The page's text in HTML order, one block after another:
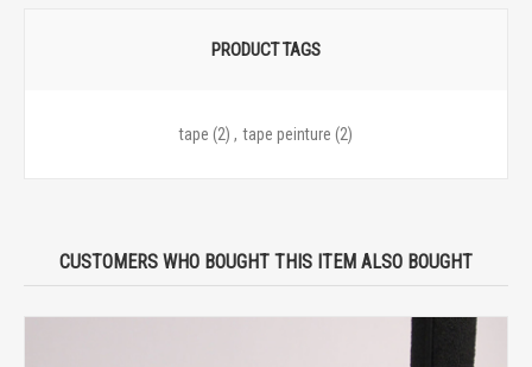
PRODUCT TAGS
tape (2) , tape peinture (2)
CUSTOMERS WHO BOUGHT THIS ITEM ALSO BOUGHT